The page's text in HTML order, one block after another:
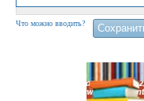
Что можно вводить?